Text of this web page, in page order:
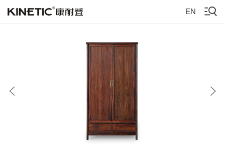
EN